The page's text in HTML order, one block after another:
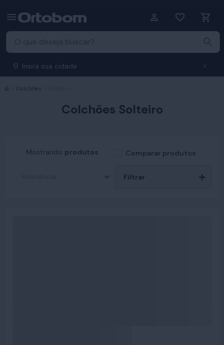
Insira sua cidade
Início
Colchões
Colchões Solteiro
Mostrando produtos Comparar produtos
Filtrar